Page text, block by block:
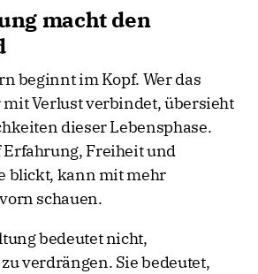
macht den
beginnt im Kopf. Wer das
Verlust verbindet, übersieht
dieser Lebensphase.
Erfahrung, Freiheit und
blickt, kann mit mehr
schauen.
bedeutet nicht,
verdrängen. Sie bedeutet,